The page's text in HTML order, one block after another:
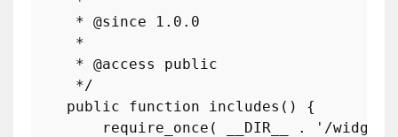
     *
@since 1.0.0
     *
     *
@access
public
     */
public
function includes ( ) {
require_once ( __DIR__ .
'/